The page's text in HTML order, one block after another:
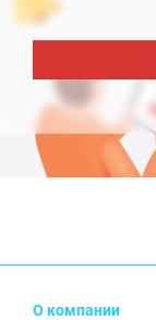
О компании